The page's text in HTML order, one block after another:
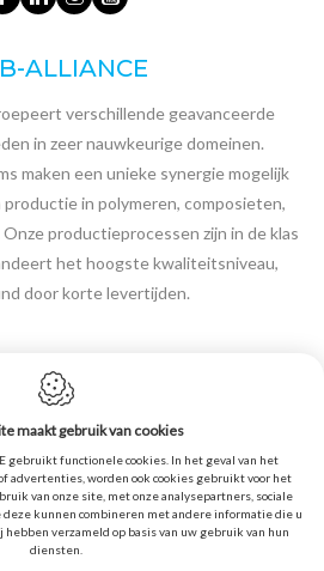
ALLIANCE
verschillende geavanceerde
in zeer nauwkeurige domeinen.
maken een unieke synergie mogelijk
in polymeren, composieten,
productieprocessen zijn in de klas
het hoogste kwaliteitsniveau,
door korte levertijden.
Cookie policy
Geheimhouding
Sitemap
maakt gebruik van cookies
gebruikt functionele cookies. In het geval van het
advertenties, worden ook cookies gebruikt voor het
van onze site, met onze analysepartners, sociale
kunnen combineren met andere informatie die u
verzameld op basis van uw gebruik van hun
diensten.